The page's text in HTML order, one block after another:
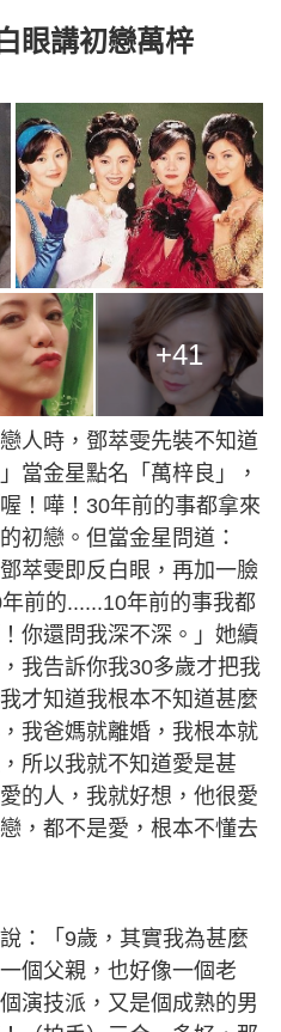
眼講初戀萬梓
+41
人時，鄧萃雯先裝不知道
當金星點名「萬梓良」，
！嘩！30年前的事都拿來
初戀。但當金星問道：
萃雯即反白眼，再加一臉
前的......10年前的事我都
你還問我深不深。」她續
我告訴你我30多歲才把我
才知道我根本不知道甚麼
我爸媽就離婚，我根本就
所以我就不知道愛是甚
的人，我就好想，他很愛
，都不是愛，根本不懂去
：「9歲，其實我為甚麼
個父親，也好像一個老
演技派，又是個成熟的男